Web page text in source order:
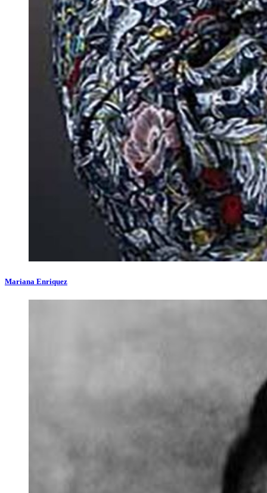
Mariana Enriquez